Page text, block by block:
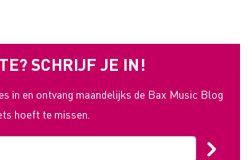
SCHRIJF JE IN!
in en ontvang maandelijks de Bax Music Blog
hoeft te missen.